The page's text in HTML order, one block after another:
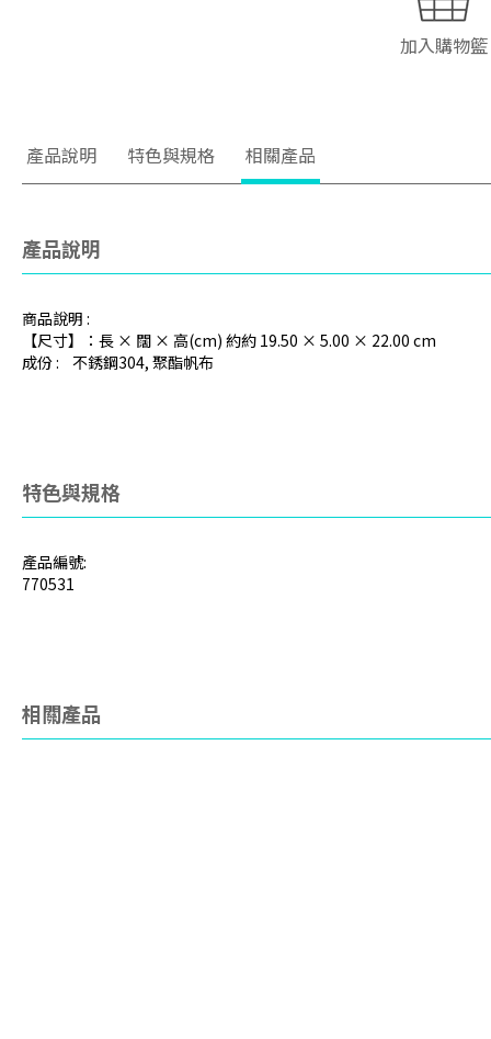
加入購物籃
產品說明 特色與規格 相關產品
產品說明
商品說明 :
【尺寸】：長 × 闊 × 高(cm) 約約 19.50 × 5.00 × 22.00 cm
成份 : 不銹鋼304, 聚酯帆布
特色與規格
產品編號:
770531
相關產品